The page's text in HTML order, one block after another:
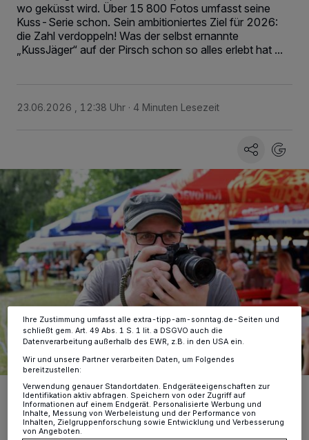
wo geküsst wird. Über 15 800 Fotos umfasst seine
Kuss-Serie schon. Sein ambitioniertes Ziel für 2026:
die Zahl verdoppeln! Was der selbst ernannte
„KussJäger“ auf der Pirsch schon so alles erlebt hat ...
23.06.2026 , 12:38 Uhr 4 Minuten Lesezeit
Immer auf der Jagd nach Küssern, hier auf der Bierbörse in
Mönchengladbach: Fotograf Martin Müllner.
Foto: Rick, Markus/Markus Rick (rick)
Wir und unsere 218-Partner speichern und greifen auf
personenbezogene Daten wie Browserdaten oder eindeutige
Kennungen auf Ihrem Gerät zu. Durch Auswahl von OK aktivieren Sie
Tracking-Technologien für die unter „Wir und unsere Partner
verarbeiten Daten, um Ihnen Dienste bereitzustellen“ aufgeführten
Zwecke. Wenn Tracker deaktiviert sind, sind manche Inhalte und
Anzeigen möglicherweise nicht mehr so relevant für Sie. Sie können
dieses Menü jederzeit wieder aufrufen, um Ihre Einstellungen zu
ändern oder Ihre Einwilligung zu widerrufen, indem Sie auf den Link
Einstellungen oder Ablehnen am unteren Rand der Webseite klicken.
Ihre Einstellungen gelten innerhalb unseres Website. Weitere
Informationen finden Sie in unserer Datenschutzerklärung.
Ihre Zustimmung umfasst alle extra-tipp-am-sonntag.de-Seiten und
schließt gem. Art. 49 Abs. 1 S. 1 lit. a DSGVO auch die
Datenverarbeitung außerhalb des EWR, z.B. in den USA ein.
Wir und unsere Partner verarbeiten Daten, um Folgendes
bereitzustellen:
Verwendung genauer Standortdaten. Endgeräteeigenschaften zur
Identifikation aktiv abfragen. Speichern von oder Zugriff auf
Informationen auf einem Endgerät. Personalisierte Werbung und
Inhalte, Messung von Werbeleistung und der Performance von
Inhalten, Zielgruppenforschung sowie Entwicklung und Verbesserung
von Angeboten.